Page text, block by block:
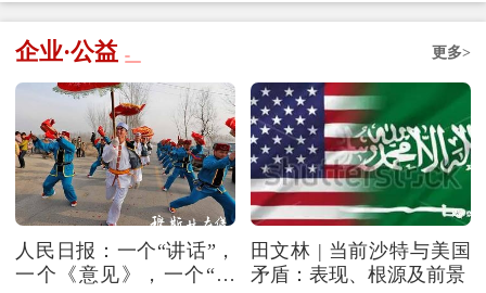
更多>
企业·公益
人民日报：一个“讲话”，
一个《意见》，一个“秧
田文林 | 当前沙特与美国
矛盾：表现、根源及前景